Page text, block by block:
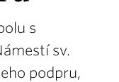
s
sv.
podpru,